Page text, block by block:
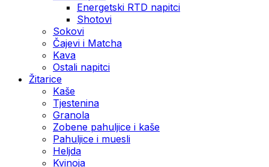
Energetski RTD napitci
Shotovi
Sokovi
Čajevi i Matcha
Kava
Ostali napitci
Žitarice
Kaše
Tjestenina
Granola
Zobene pahuljice i kaše
Pahuljice i muesli
Heljda
Kvinoja